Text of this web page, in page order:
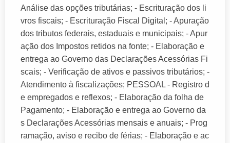
Análise das opções tributárias; - Escrituração dos li
vros fiscais; - Escrituração Fiscal Digital; - Apuração
dos tributos federais, estaduais e municipais; - Apur
ação dos Impostos retidos na fonte; - Elaboração e
entrega ao Governo das Declarações Acessórias Fi
scais; - Verificação de ativos e passivos tributários; -
Atendimento à fiscalizações; PESSOAL - Registro d
e empregados e reflexos; - Elaboração da folha de
Pagamento; - Elaboração e entrega ao Governo da
s Declarações Acessórias mensais e anuais; - Prog
ramação, aviso e recibo de férias; - Elaboração e ac